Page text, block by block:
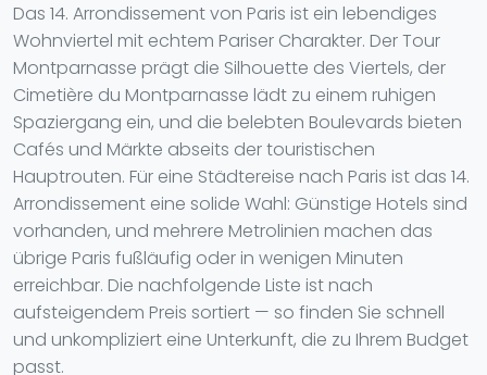
Das 14. Arrondissement von Paris ist ein lebendiges
Wohnviertel mit echtem Pariser Charakter. Der Tour
Montparnasse prägt die Silhouette des Viertels, der
Cimetière du Montparnasse lädt zu einem ruhigen
Spaziergang ein, und die belebten Boulevards bieten
Cafés und Märkte abseits der touristischen
Hauptrouten. Für eine Städtereise nach Paris ist das 14.
Arrondissement eine solide Wahl: Günstige Hotels sind
vorhanden, und mehrere Metrolinien machen das
übrige Paris fußläufig oder in wenigen Minuten
erreichbar. Die nachfolgende Liste ist nach
aufsteigendem Preis sortiert — so finden Sie schnell
und unkompliziert eine Unterkunft, die zu Ihrem Budget
passt.